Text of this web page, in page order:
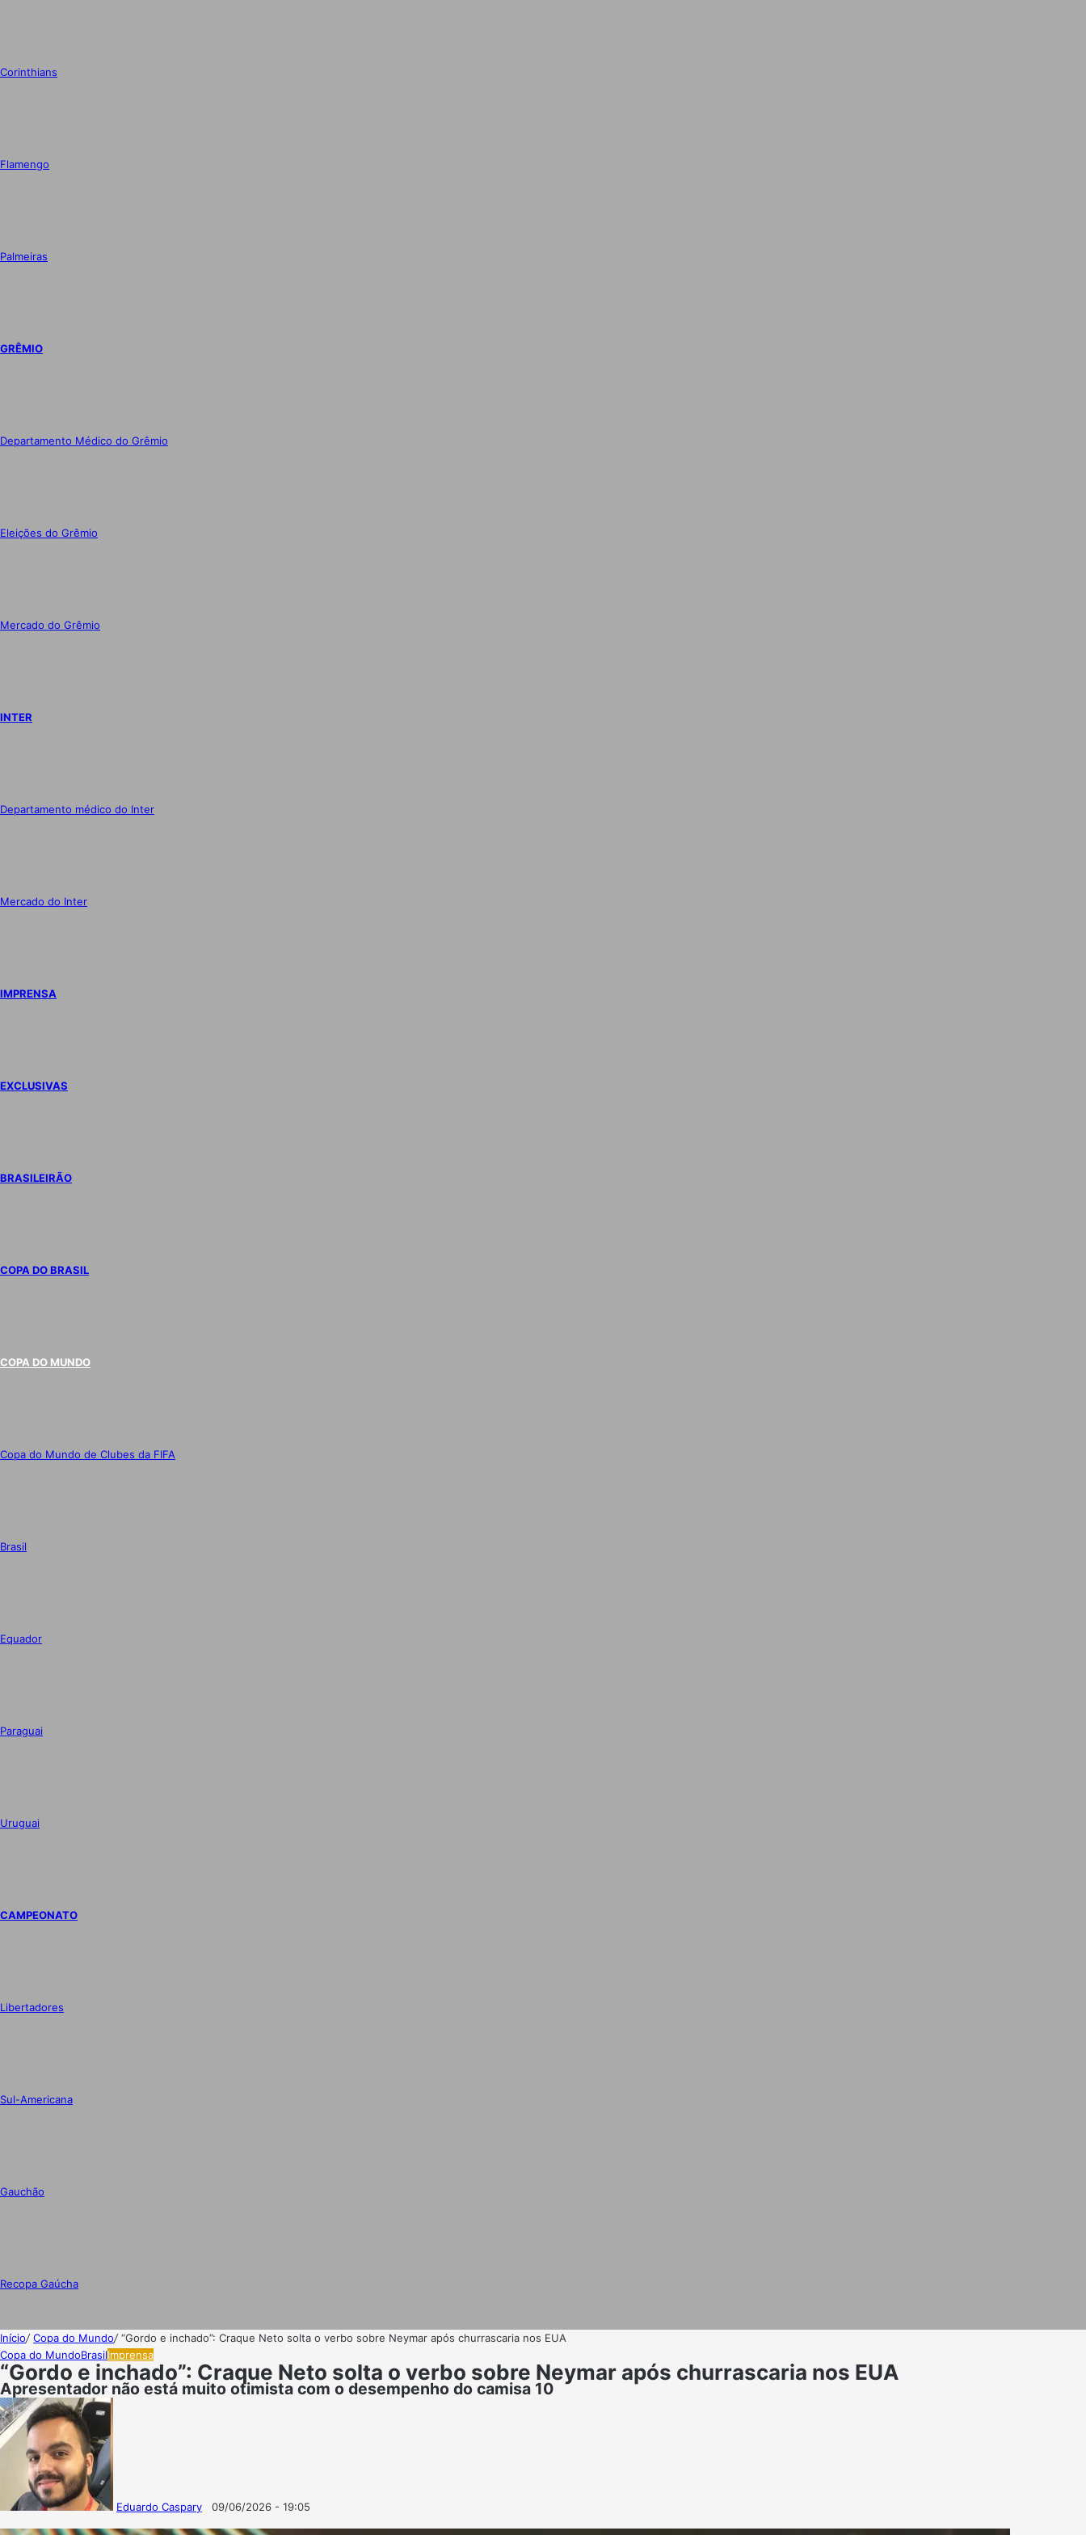
Corinthians
Flamengo
Palmeiras
GRÊMIO
Departamento Médico do Grêmio
Eleições do Grêmio
Mercado do Grêmio
INTER
Departamento médico do Inter
Mercado do Inter
IMPRENSA
EXCLUSIVAS
BRASILEIRÃO
COPA DO BRASIL
COPA DO MUNDO
Copa do Mundo de Clubes da FIFA
Brasil
Equador
Paraguai
Uruguai
CAMPEONATO
Libertadores
Sul-Americana
Gauchão
Recopa Gaúcha
Início/Copa do Mundo/“Gordo e inchado”: Craque Neto solta o verbo sobre Neymar após churrascaria nos EUA
Copa do MundoBrasilImprensa
“Gordo e inchado”: Craque Neto solta o verbo sobre Neymar após churrascaria nos EUA
Apresentador não está muito otimista com o desempenho do camisa 10
Eduardo Caspary
Follow
on
Mande
um
09/06/2026 - 19:05